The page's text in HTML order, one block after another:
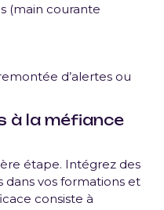
(main courante
d’alertes ou
à la méfiance
étape. Intégrez des
dans vos formations et
consiste à